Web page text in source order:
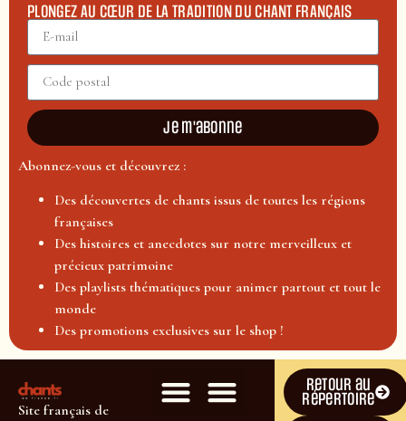
PLONGEZ AU CŒUR DE LA TRADITION DU CHANT FRANÇAIS
Je m'abonne
Abonnez-vous et découvrez :
Des découvertes de chants issus de toutes les régions
françaises
Des histoires et anecdotes sur notre merveilleux et
précieux patrimoine
Des playlists thématiques pour animer partout et tout le
monde
Des promotions exclusives sur le shop !
Site français de
Retour au
répertoire